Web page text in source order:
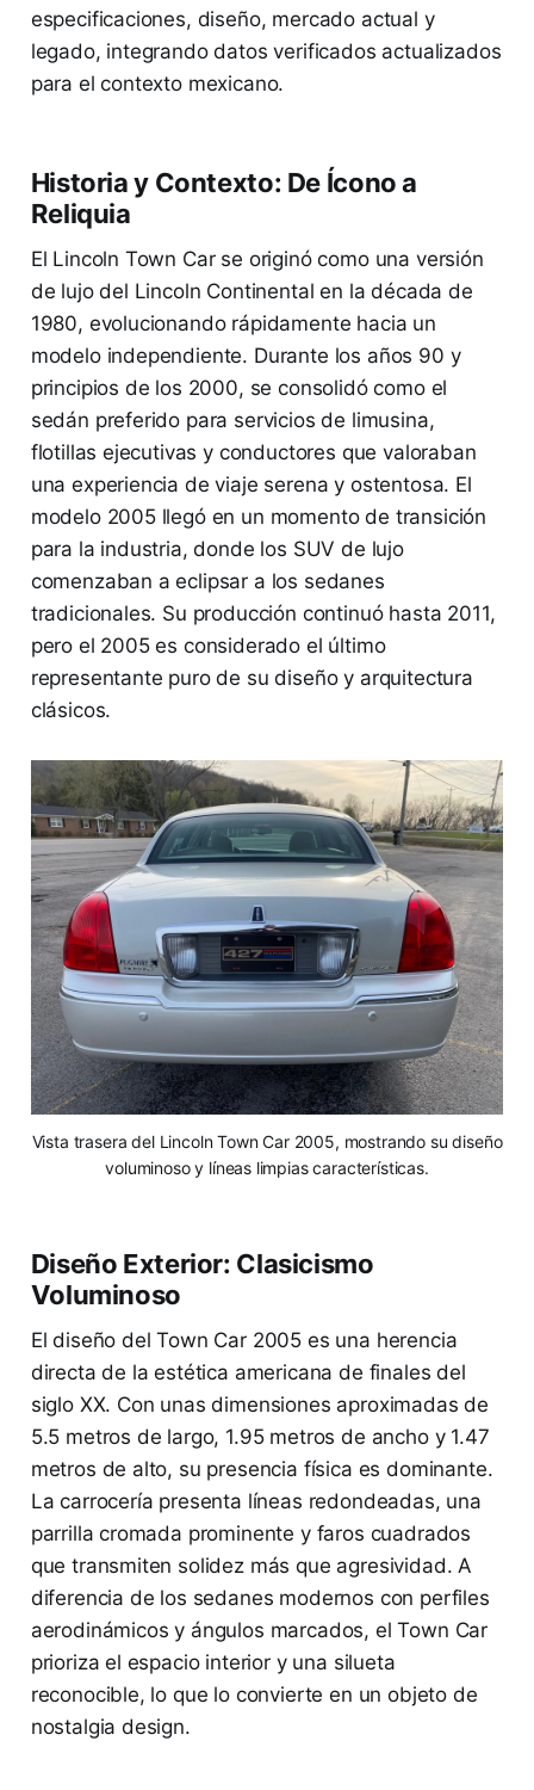
especificaciones, diseño, mercado actual y
legado, integrando datos verificados actualizados
para el contexto mexicano.
Historia y Contexto: De Ícono a
Reliquia
El Lincoln Town Car se originó como una versión
de lujo del Lincoln Continental en la década de
1980, evolucionando rápidamente hacia un
modelo independiente. Durante los años 90 y
principios de los 2000, se consolidó como el
sedán preferido para servicios de limusina,
flotillas ejecutivas y conductores que valoraban
una experiencia de viaje serena y ostentosa. El
modelo 2005 llegó en un momento de transición
para la industria, donde los SUV de lujo
comenzaban a eclipsar a los sedanes
tradicionales. Su producción continuó hasta 2011,
pero el 2005 es considerado el último
representante puro de su diseño y arquitectura
clásicos.
Vista trasera del Lincoln Town Car 2005, mostrando su diseño
voluminoso y líneas limpias características.
Diseño Exterior: Clasicismo
Voluminoso
El diseño del Town Car 2005 es una herencia
directa de la estética americana de finales del
siglo XX. Con unas dimensiones aproximadas de
5.5 metros de largo, 1.95 metros de ancho y 1.47
metros de alto, su presencia física es dominante.
La carrocería presenta líneas redondeadas, una
parrilla cromada prominente y faros cuadrados
que transmiten solidez más que agresividad. A
diferencia de los sedanes modernos con perfiles
aerodinámicos y ángulos marcados, el Town Car
prioriza el espacio interior y una silueta
reconocible, lo que lo convierte en un objeto de
nostalgia design.